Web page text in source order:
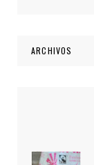
ARCHIVOS